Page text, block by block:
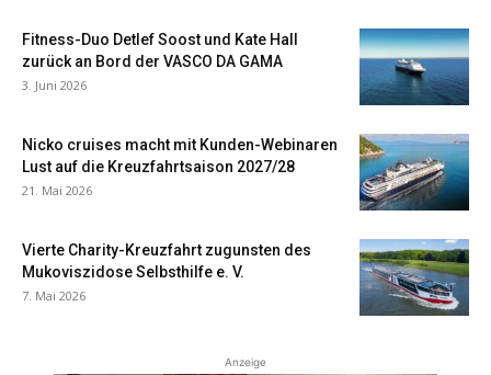
Fitness-Duo Detlef Soost und Kate Hall
zurück an Bord der VASCO DA GAMA
3. Juni 2026
Nicko cruises macht mit Kunden-Webinaren
Lust auf die Kreuzfahrtsaison 2027/28
21. Mai 2026
Vierte Charity-Kreuzfahrt zugunsten des
Mukoviszidose Selbsthilfe e. V.
7. Mai 2026
Anzeige